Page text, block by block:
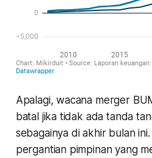
Apalagi, wacana merger
batal jika tidak ada tanda
sebagainya di akhir bulan
pergantian pimpinan yang